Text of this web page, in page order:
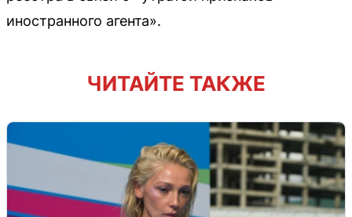
иностранного агента».
ЧИТАЙТЕ ТАКЖЕ